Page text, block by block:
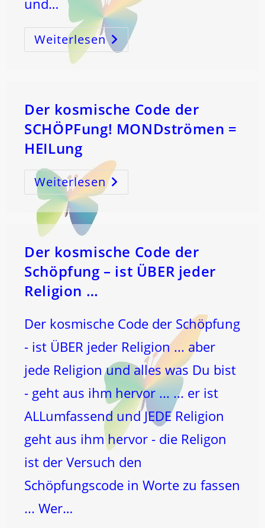
und…
WeiterlesenMILZstrom
–
Und
Und
HERZdrüse(n)
Die
WAHRE
Der kosmische Code der
SCHÖPFung! MONDströmen =
HEILung
Weiterlesen Der
Kosmische
Code
Der kosmische Code der
Schöpfung – ist ÜBER jeder
Religion …
Der kosmische Code der Schöpfung
- ist ÜBER jeder Religion ... aber
jede Religion und alles was Du bist
- geht aus ihm hervor ... ... er ist
ALLumfassend und JEDE Religion
geht aus ihm hervor - die Religon
ist der Versuch den
Schöpfungscode in Worte zu fassen
... Wer…